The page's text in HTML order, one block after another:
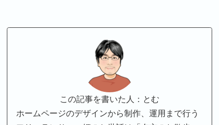
この記事を書いた人：とむ
ホームページのデザインから制作、運用まで行う